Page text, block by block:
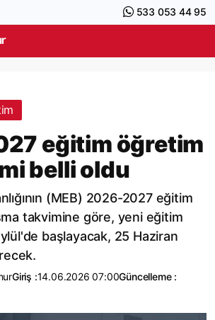
533 053 44 95
eğitim öğretim
belli oldu
(MEB) 2026-2027 eğitim
takvimine göre, yeni eğitim
başlayacak, 25 Haziran
Giriş :14.06.2026 07:00Güncelleme :